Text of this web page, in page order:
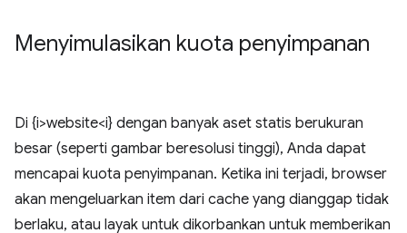
Menyimulasikan kuota penyimpanan
Di {i>website<i} dengan banyak aset statis berukuran
besar (seperti gambar beresolusi tinggi), Anda dapat
mencapai kuota penyimpanan. Ketika ini terjadi, browser
akan mengeluarkan item dari cache yang dianggap tidak
berlaku, atau layak untuk dikorbankan untuk memberikan